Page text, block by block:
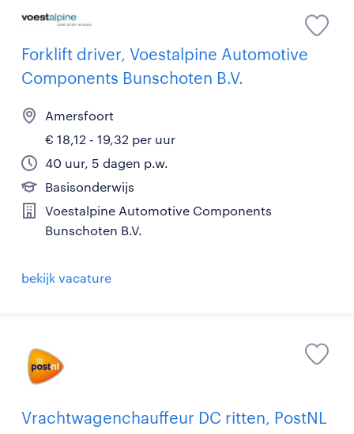
Forklift driver, Voestalpine Automotive
Components Bunschoten B.V.
Amersfoort
€ 18,12 - 19,32 per uur
40 uur, 5 dagen p.w.
Basisonderwijs
Voestalpine Automotive Components
Bunschoten B.V.
bekijk vacature
Vrachtwagenchauffeur DC ritten, PostNL